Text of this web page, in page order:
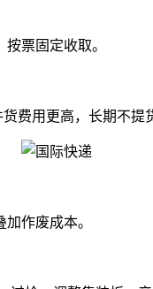
票固定收取。
用更高，长期不提
作废成本。